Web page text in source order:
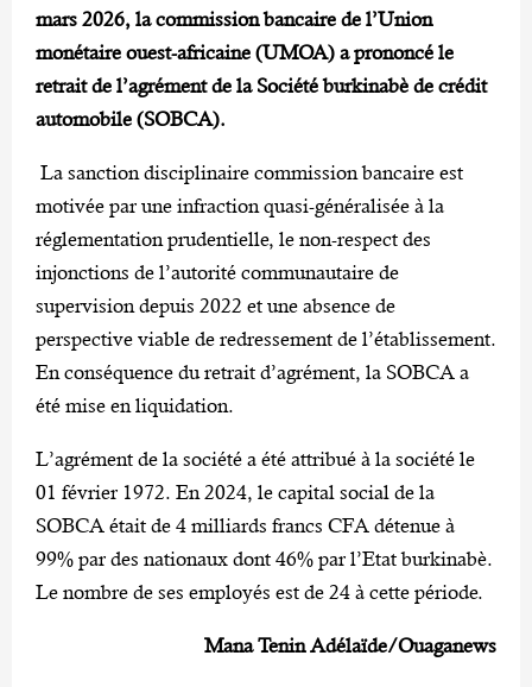
mars 2026, la commission bancaire de l’Union
monétaire ouest-africaine (UMOA) a prononcé le
retrait de l’agrément de la Société burkinabè de crédit
automobile (SOBCA).
La sanction disciplinaire commission bancaire est
motivée par une infraction quasi-généralisée à la
réglementation prudentielle, le non-respect des
injonctions de l’autorité communautaire de
supervision depuis 2022 et une absence de
perspective viable de redressement de l’établissement.
En conséquence du retrait d’agrément, la SOBCA a
été mise en liquidation.
L’agrément de la société a été attribué à la société le
01 février 1972. En 2024, le capital social de la
SOBCA était de 4 milliards francs CFA détenue à
99% par des nationaux dont 46% par l’Etat burkinabè.
Le nombre de ses employés est de 24 à cette période.
Mana Tenin Adélaïde/Ouaganews